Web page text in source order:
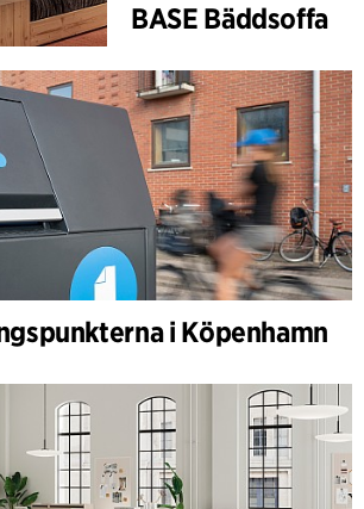
BASE Bäddsoffa
i Köpenhamn